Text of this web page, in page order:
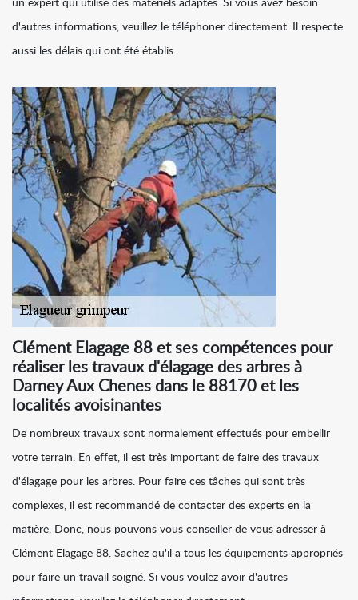
un expert qui utilise des matériels adaptés. Si vous avez besoin
d'autres informations, veuillez le téléphoner directement. Il respecte
aussi les délais qui ont été établis.
Clément Elagage 88 et ses compétences pour
réaliser les travaux d'élagage des arbres à
Darney Aux Chenes dans le 88170 et les
localités avoisinantes
De nombreux travaux sont normalement effectués pour embellir
votre terrain. En effet, il est très important de faire des travaux
d'élagage pour les arbres. Pour faire ces tâches qui sont très
complexes, il est recommandé de contacter des experts en la
matière. Donc, nous pouvons vous conseiller de vous adresser à
Clément Elagage 88. Sachez qu'il a tous les équipements appropriés
pour faire un travail soigné. Si vous voulez avoir d'autres